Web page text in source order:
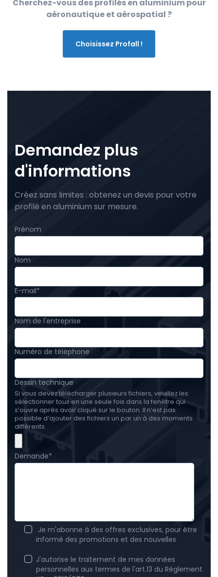
Cherchez-vous des profilés en aluminium pour
aéronautique et aérospatial ?
Choisissez Profall !
Demandez plus
d'informations
Créez sans limites : obtenez un devis pour votre
profilé en aluminium sur mesure.
Prénom
Nom
E-mail*
Nom de l'entreprise
Numéro de téléphone
Dessin technique
Si vous devez télécharger plusieurs fichiers, veuillez les
sélectionner tous en une seule fois dans la fenêtre qui
s’ouvre après avoir cliqué sur le bouton. Il n’est pas
possible d’ajouter des fichiers un par un à des moments
différents.
Demande*
Je m'abonne à des offres exclusives, pour être
informé des promotions et des nouvelles
J'autorise le traitement de mes données
personnelles aux termes de l'art.13 du Règlement